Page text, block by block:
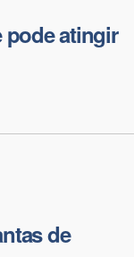
pode atingir
de